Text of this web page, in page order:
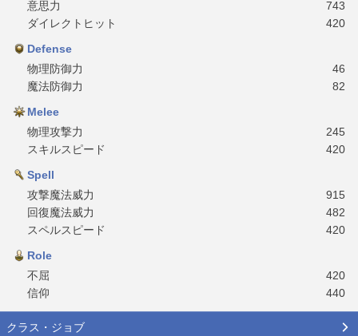
意思力
743
ダイレクトヒット
420
Defense
物理防御力
46
魔法防御力
82
Melee
物理攻撃力
245
スキルスピード
420
Spell
攻撃魔法威力
915
回復魔法威力
482
スペルスピード
420
Role
不屈
420
信仰
440
クラス・ジョブ